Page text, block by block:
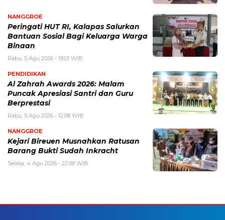
NANGGROE
Peringati HUT RI, Kalapas Salurkan
Bantuan Sosial Bagi Keluarga Warga
Binaan
Rabu, 5 Agu 2026 - 19:01 WIB
PENDIDIKAN
Al Zahrah Awards 2026: Malam
Puncak Apresiasi Santri dan Guru
Berprestasi
Rabu, 5 Agu 2026 - 12:08 WIB
NANGGROE
Kejari Bireuen Musnahkan Ratusan
Barang Bukti Sudah Inkracht
Selasa, 4 Agu 2026 - 22:08 WIB